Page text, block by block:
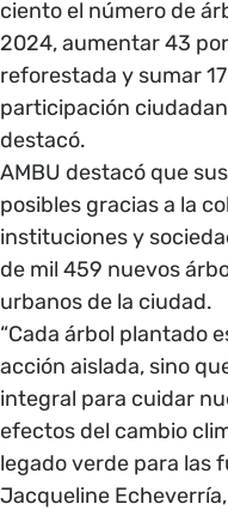
ciento el número de
2024, aumentar 43
reforestada y sumar
participación
destacó.
AMBU destacó que
posibles gracias a la
instituciones y
de mil 459 nuevos
urbanos de la ciudad.
“Cada árbol plantado
acción aislada, sino
integral para cuidar
efectos del cambio
legado verde para las
Jacqueline